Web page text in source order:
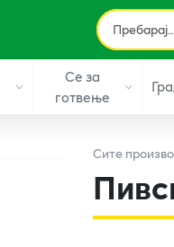
Се за
готвење
Сите